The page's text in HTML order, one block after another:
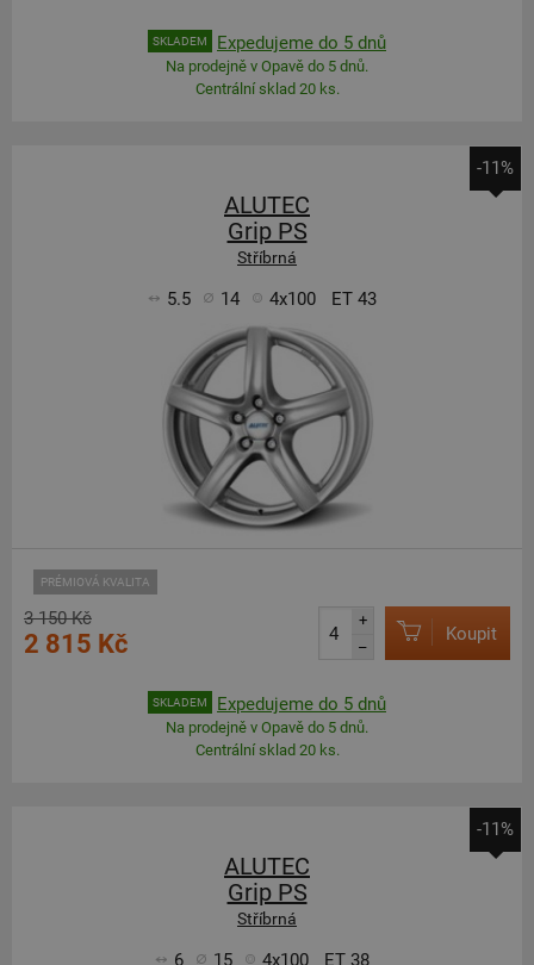
SKLADEM Expedujeme do 5 dnů
Na prodejně v Opavě do 5 dnů.
Centrální sklad 20 ks.
-11%
ALUTEC
Grip PS
Stříbrná
5.5 14 4x100 ET 43
PRÉMIOVÁ KVALITA
3 150 Kč
2 815 Kč
+
–
Koupit
SKLADEM Expedujeme do 5 dnů
Na prodejně v Opavě do 5 dnů.
Centrální sklad 20 ks.
-11%
ALUTEC
Grip PS
Stříbrná
6 15 4x100 ET 38